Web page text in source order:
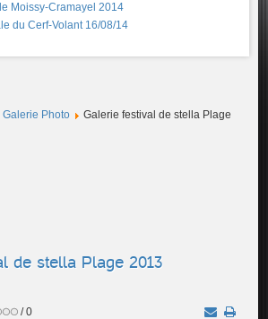
Moissy-Cramayel 2014
du Cerf-Volant 16/08/14
Galerie Photo
Galerie festival de stella Plage
de stella Plage 2013
/ 0